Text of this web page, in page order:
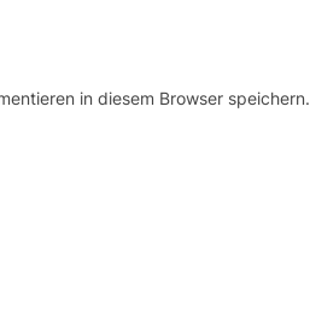
in diesem Browser speichern.